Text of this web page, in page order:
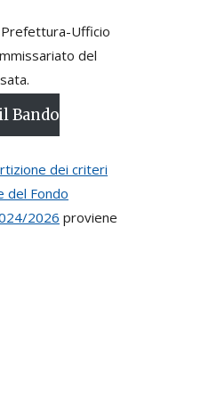
Ufficio
del
Bando
dei criteri
del Fondo
2026 proviene